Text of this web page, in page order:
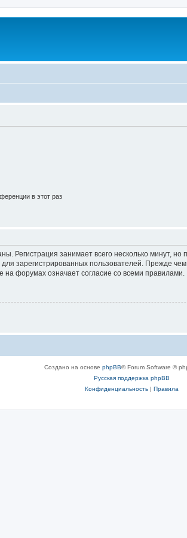
в этот раз
Регистрация занимает всего несколько минут,
зарегистрированных пользователей. Прежде
форумах означает согласие со всеми правилами.
Создано на основе phpBB® Forum Software ©
Русская поддержка phpBB
Конфиденциальность| Правила